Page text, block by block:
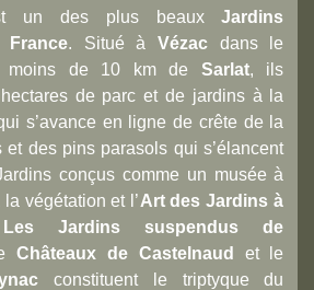
un des plus beauxJardins
France. Situé àVézac dans le
de 10 km de Sarlat, ils
de parc et de jardins à la
s’avance en ligne de crête de la
des pins parasols qui s’élancent
conçus comme un musée à
végétation et l’Art des Jardins à
Les Jardins suspendus de
Châteaux de Castelnaud
et le
constituent le triptyque du